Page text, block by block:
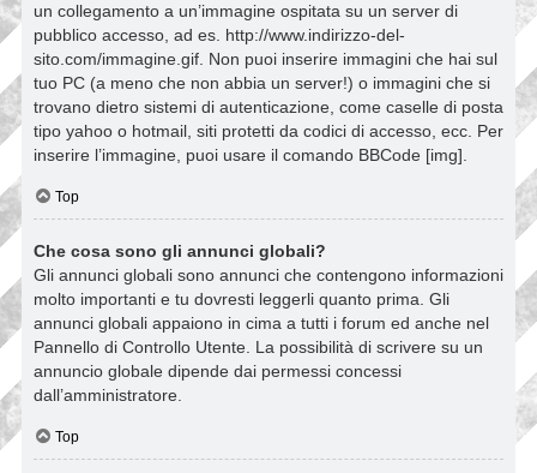
un collegamento a un’immagine ospitata su un server di
pubblico accesso, ad es. http://www.indirizzo-del-
sito.com/immagine.gif. Non puoi inserire immagini che hai sul
tuo PC (a meno che non abbia un server!) o immagini che si
trovano dietro sistemi di autenticazione, come caselle di posta
tipo yahoo o hotmail, siti protetti da codici di accesso, ecc. Per
inserire l’immagine, puoi usare il comando BBCode [img].
Top
Che cosa sono gli annunci globali?
Gli annunci globali sono annunci che contengono informazioni
molto importanti e tu dovresti leggerli quanto prima. Gli
annunci globali appaiono in cima a tutti i forum ed anche nel
Pannello di Controllo Utente. La possibilità di scrivere su un
annuncio globale dipende dai permessi concessi
dall’amministratore.
Top